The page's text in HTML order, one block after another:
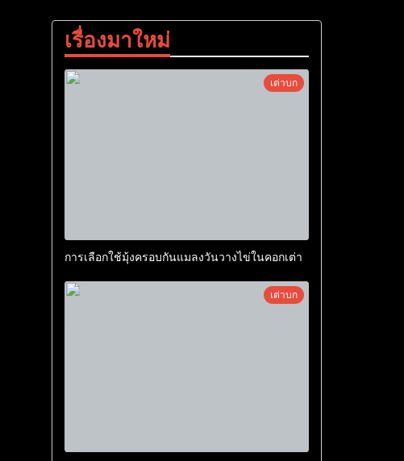
เรื่องมาใหม่
เต่าบก
การเลือกใช้มุ้งครอบกันแมลงวันวางไข่ในคอกเต่า
เต่าบก